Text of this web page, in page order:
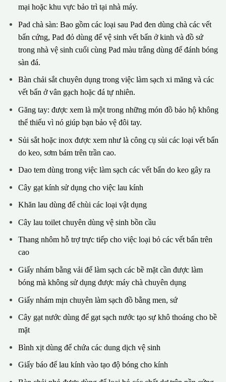
mại hoặc khu vực bảo trì tại nhà máy.
Pad chà sàn: Bao gồm các loại sau Pad đen dùng chà các vết
bẩn cứng, Pad đỏ dùng để vệ sinh vết bẩn ở kinh và đồ sứ
trong nhà vệ sinh cuối cùng Pad màu trắng dùng để đánh bóng
sàn đá.
Bàn chải sắt chuyên dụng trong việc làm sạch xi măng và các
vết bẩn ở vân gạch hoặc đá tự nhiên.
Găng tay: được xem là một trong những món đồ bảo hộ không
thể thiếu vì nó giúp bạn bảo vệ đôi tay.
Sủi sắt hoặc inox được xem như là công cụ sủi các loại vết bẩn
do keo, sơm bám trên trần cao.
Dao tem dùng trong việc làm sạch các vết bẩn do keo gây ra
Cây gạt kính sử dụng cho việc lau kính
Khăn lau dùng để chùi các loại vật dụng
Cây lau toilet chuyên dùng vệ sinh bồn cầu
Thang nhôm hỗ trợ trực tiếp cho việc loại bỏ các vết bẩn trên
cao
Giấy nhám bằng vải để làm sạch các bề mặt cần được làm
bóng mà không sử dụng được máy chà chuyên dụng
Giấy nhám mịn chuyên làm sạch đồ bằng men, sứ
Cây gạt nước dùng để gạt sạch nước tạo sự khô thoáng cho bề
mặt
Bình xịt dùng để chứa các dung dịch vệ sinh
Giấy báo để lau kính vào tạo độ bóng cho kính